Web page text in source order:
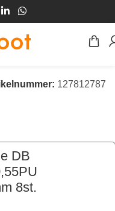
127812787
DB
8st.